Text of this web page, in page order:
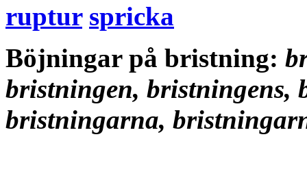
ruptur spricka
Böjningar på bristning:
bristningen, bristningens,
bristningarna,